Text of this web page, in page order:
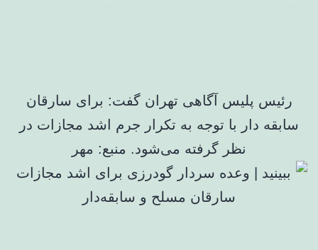
رئیس پلیس آگاهی تهران گفت: برای سارقان
سابقه دار با توجه به تکرار جرم اشد مجازات در
نظر گرفته می‌شود. منبع: مهر